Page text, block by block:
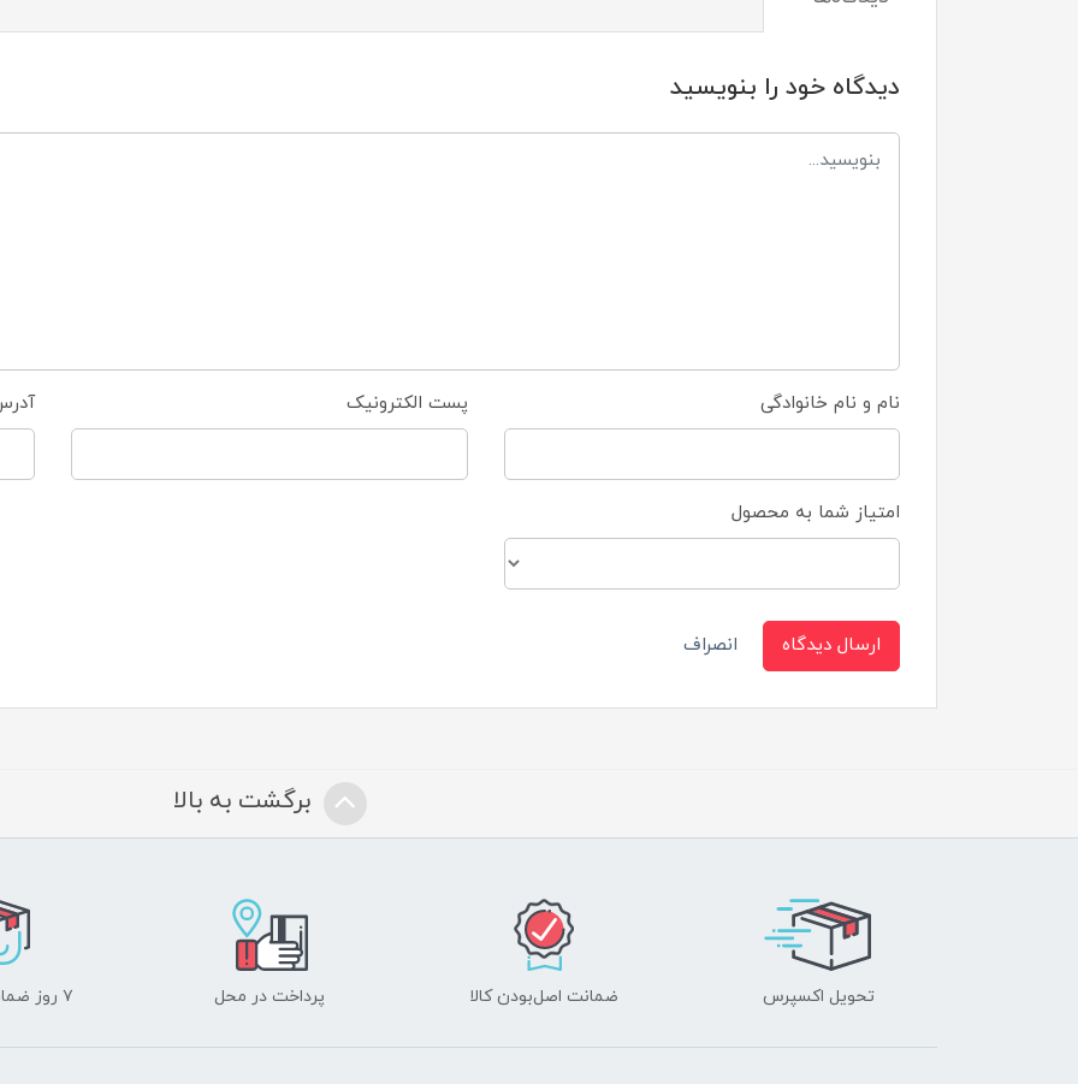
دیدگاه خود را بنویسید
نام و نام خانوادگی پست الکترونیک
امتیاز شما به محصول
ارسال دیدگاه انصراف
برگشت به بالا
تحویل اکسپرس ضمانت اصل‌بودن کالا پرداخت در محل ۷ روز ضمانت بازگشت